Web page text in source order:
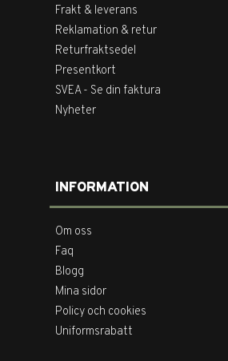
Frakt & leverans
Reklamation & retur
Returfraktsedel
Presentkort
SVEA - Se din faktura
Nyheter
INFORMATION
Om oss
Faq
Blogg
Mina sidor
Policy och cookies
Uniformsrabatt